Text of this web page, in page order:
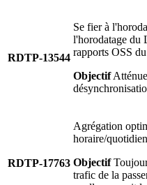
RDTP-13544
Se fier à
l'horodatage du
rapports OSS
Objectif
RDTP-17763
Agrégation
horaire/
Objectif
trafic de la